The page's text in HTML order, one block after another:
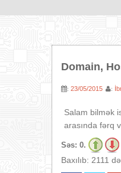
Domain,
: 23/05/2015 :
Salam bilmək
arasında fərq
Səs: 0.
Baxılıb: 2111